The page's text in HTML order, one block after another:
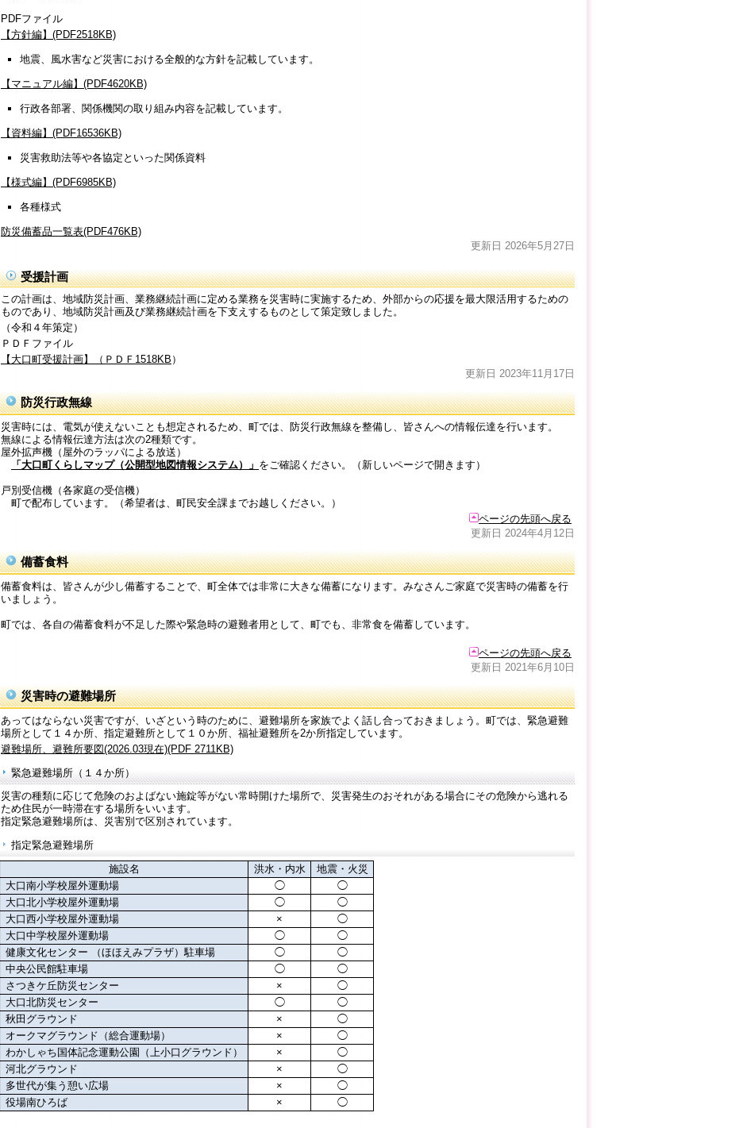
PDFファイル
【方針編】(PDF2518KB)
地震、風水害など災害における全般的な方針を記載しています。
【マニュアル編】(PDF4620KB)
行政各部署、関係機関の取り組み内容を記載しています。
【資料編】(PDF16536KB)
災害救助法等や各協定といった関係資料
【様式編】(PDF6985KB)
各種様式
防災備蓄品一覧表(PDF476KB)
更新日 2026年5月27日
受援計画
この計画は、地域防災計画、業務継続計画に定める業務を災害時に実施するため、外部からの応援を最大限活用するための
ものであり、地域防災計画及び業務継続計画を下支えするものとして策定致しました。
（令和４年策定）
ＰＤＦファイル
【大口町受援計画】（ＰＤＦ1518KB ）
更新日 2023年11月17日
防災行政無線
災害時には、電気が使えないことも想定されるため、町では、防災行政無線を整備し、皆さんへの情報伝達を行います。
無線による情報伝達方法は次の2種類です。
屋外拡声機（屋外のラッパによる放送）
「大口町くらしマップ（公開型地図情報システム）」 をご確認ください。（新しいページで開きます）
戸別受信機（各家庭の受信機）
町で配布しています。（希望者は、町民安全課までお越しください。）
ページの先頭へ戻る
更新日 2024年4月12日
備蓄食料
備蓄食料は、皆さんが少し備蓄することで、町全体では非常に大きな備蓄になります。みなさんご家庭で災害時の備蓄を行
いましょう。
町では、各自の備蓄食料が不足した際や緊急時の避難者用として、町でも、非常食を備蓄しています。
ページの先頭へ戻る
更新日 2021年6月10日
災害時の避難場所
あってはならない災害ですが、いざという時のために、避難場所を家族でよく話し合っておきましょう。町では、緊急避難
場所として１４か所、指定避難所として１０か所、福祉避難所を2か所指定しています。
避難場所、避難所要図(2026.03現在)(PDF 2711KB)
緊急避難場所（１４か所）
災害の種類に応じて危険のおよばない施錠等がない常時開けた場所で、災害発生のおそれがある場合にその危険から逃れる
ため住民が一時滞在する場所をいいます。
指定緊急避難場所は、災害別で区別されています。
指定緊急避難場所
施設名
洪水・内水
地震・火災
大口南小学校屋外運動場
◯
◯
大口北小学校屋外運動場
◯
◯
大口西小学校屋外運動場
×
◯
大口中学校屋外運動場
◯
◯
健康文化センター （ほほえみプラザ）駐車場
◯
◯
中央公民館駐車場
◯
◯
さつきケ丘防災センター
×
◯
大口北防災センター
◯
◯
秋田グラウンド
×
◯
オークマグラウンド（総合運動場）
×
◯
わかしゃち国体記念運動公園（上小口グラウンド）
×
◯
河北グラウンド
×
◯
多世代が集う憩い広場
×
◯
役場南ひろば
× ◯